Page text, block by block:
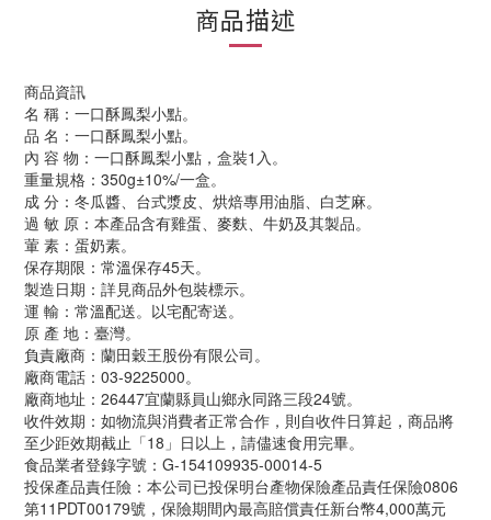
商品描述
商品資訊
名 稱：一口酥鳳梨小點。
品 名：一口酥鳳梨小點。
內 容 物：一口酥鳳梨小點，盒裝1入。
重量規格：350g±10%/一盒。
成 分：冬瓜醬、台式漿皮、烘焙專用油脂、白芝麻。
過 敏 原：本產品含有雞蛋、麥麩、牛奶及其製品。
葷 素：蛋奶素。
保存期限：常溫保存45天。
製造日期：詳見商品外包裝標示。
運 輸：常溫配送。以宅配寄送。
原 產 地：臺灣。
負責廠商：蘭田穀王股份有限公司。
廠商電話：03-9225000。
廠商地址：26447宜蘭縣員山鄉永同路三段24號。
收件效期：如物流與消費者正常合作，則自收件日算起，商品將
至少距效期截止「18」日以上，請儘速食用完畢。
食品業者登錄字號：G-154109935-00014-5
投保產品責任險：本公司已投保明台產物保險產品責任保險0806
第11PDT00179號，保險期間內最高賠償責任新台幣4,000萬元